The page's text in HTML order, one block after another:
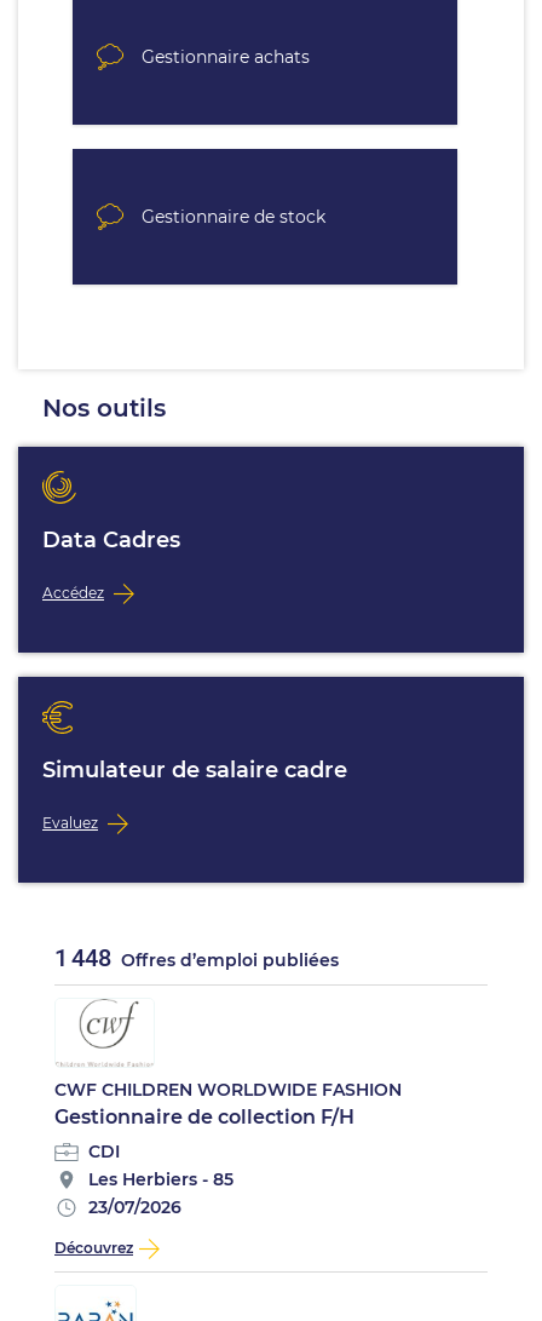
Gestionnaire achats
Gestionnaire de stock
Nos outils
Data Cadres
Accédez
Simulateur de salaire cadre
Evaluez
1 448 Offres d’emploi publiées
CWF CHILDREN WORLDWIDE FASHION
Gestionnaire de collection F/H
CDI
Les Herbiers - 85
23/07/2026
Découvrez